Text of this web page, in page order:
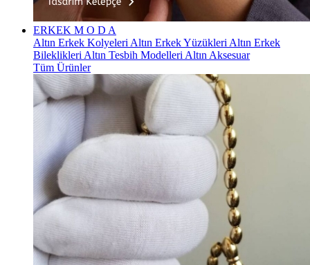
ERKEK M O D A
Altın Erkek Kolyeleri Altın Erkek Yüzükleri Altın Erkek
Bileklikleri Altın Tesbih Modelleri Altın Aksesuar
Tüm Ürünler